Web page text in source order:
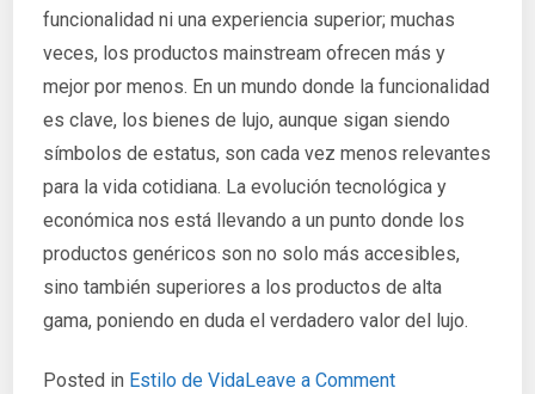
funcionalidad ni una experiencia superior; muchas
veces, los productos mainstream ofrecen más y
mejor por menos. En un mundo donde la funcionalidad
es clave, los bienes de lujo, aunque sigan siendo
símbolos de estatus, son cada vez menos relevantes
para la vida cotidiana. La evolución tecnológica y
económica nos está llevando a un punto donde los
productos genéricos son no solo más accesibles,
sino también superiores a los productos de alta
gama, poniendo en duda el verdadero valor del lujo.
Posted in Estilo de VidaLeave a Commenton